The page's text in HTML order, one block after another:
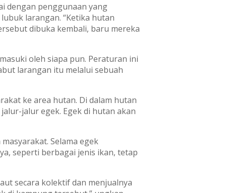
dengan penggunaan yang
larangan. “Ketika hutan
dibuka kembali, baru mereka
oleh siapa pun. Peraturan ini
larangan itu melalui sebuah
ke area hutan. Di dalam hutan
jalur egek. Egek di hutan akan
Selama egek
seperti berbagai jenis ikan, tetap
secara kolektif dan menjualnya